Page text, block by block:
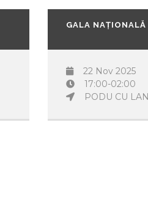
GALA
22 Nov 2025
17:00-02:00
PODU CU